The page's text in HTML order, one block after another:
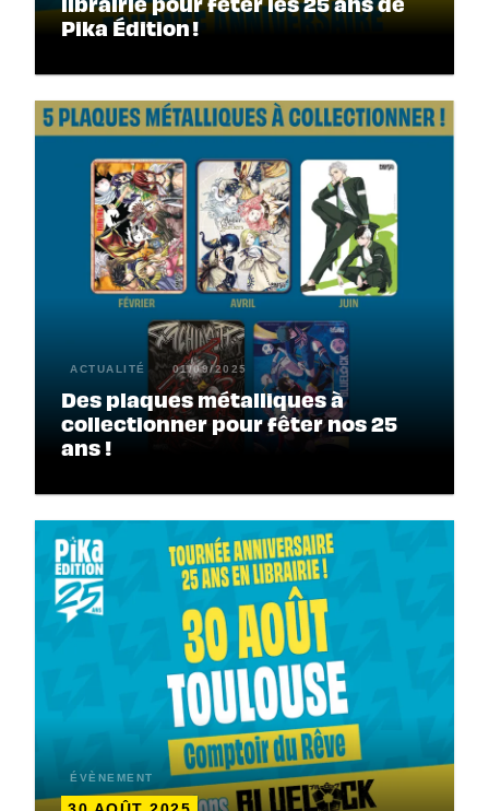
Pika Édition !
ACTUALITÉ 01/09/2025
Des plaques métalliques à
collectionner pour fêter nos 25
ans !
ÉVÈNEMENT